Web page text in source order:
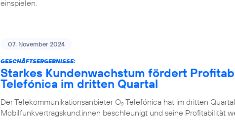
einspielen.
07. November 2024
GESCHÄFTSERGEBNISSE:
Starkes Kundenwachstum fördert
Telefónica im dritten Quartal
Der Telekommunikationsanbieter O2 Telefónica hat im dritten
Mobilfunkvertragskund:innen beschleunigt und seine Profitabilität